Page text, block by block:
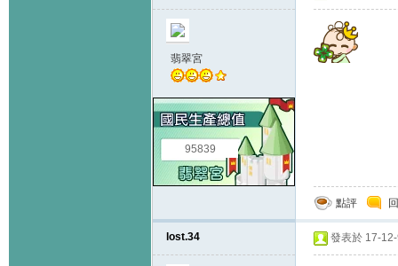
翡翠宮
95839
點評
lost.34 發表於 17-